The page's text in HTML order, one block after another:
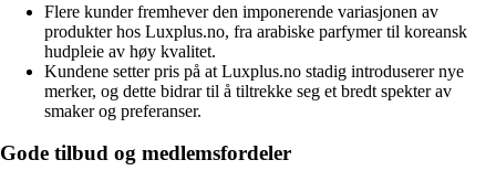
Flere kunder fremhever den imponerende variasjonen av
produkter hos Luxplus.no, fra arabiske parfymer til koreansk
hudpleie av høy kvalitet.
Kundene setter pris på at Luxplus.no stadig introduserer nye
merker, og dette bidrar til å tiltrekke seg et bredt spekter av
smaker og preferanser.
Gode tilbud og medlemsfordeler